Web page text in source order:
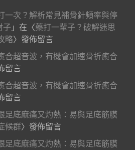
一次？解析常見補骨針頻率與停
子 」在〈藥打一輩子？破解迷思
略〉發佈留言
合超音波，有機會加速骨折癒合
留言
合超音波，有機會加速骨折癒合
留言
足底麻痛又灼熱：易與足底筋膜
候群〉發佈留言
足底麻痛又灼熱：易與足底筋膜